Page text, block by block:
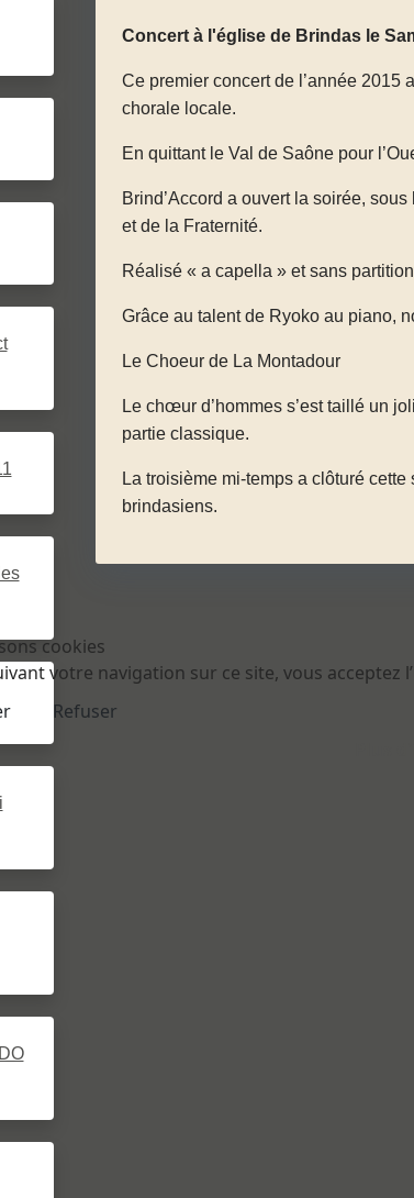
Concert à l'église de Brindas le
Ce premier concert de l’année 2015
chorale locale.
En quittant le Val de Saône pour
Brind’Accord a ouvert la soirée,
et de la Fraternité.
Réalisé « a capella » et sans
Grâce au talent de Ryoko au piano,
Le Choeur de La Montadour
Le chœur d’hommes s’est taillé un
partie classique.
La troisième mi-temps a clôturé
brindasiens.
cookies
votre navigation sur ce site, vous
Refuser